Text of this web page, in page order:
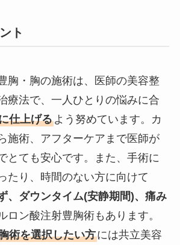
ト
胸・胸の施術は、医師の美容整
療法で、一人ひとりの悩みに合
仕上げるよう努めています。カ
施術、アフターケアまで医師が
とても安心です。また、手術に
たり、時間のない方に向けて
、ダウンタイム(安静期間)、痛み
ロン酸注射豊胸術もあります。
術を選択したい方には共立美容